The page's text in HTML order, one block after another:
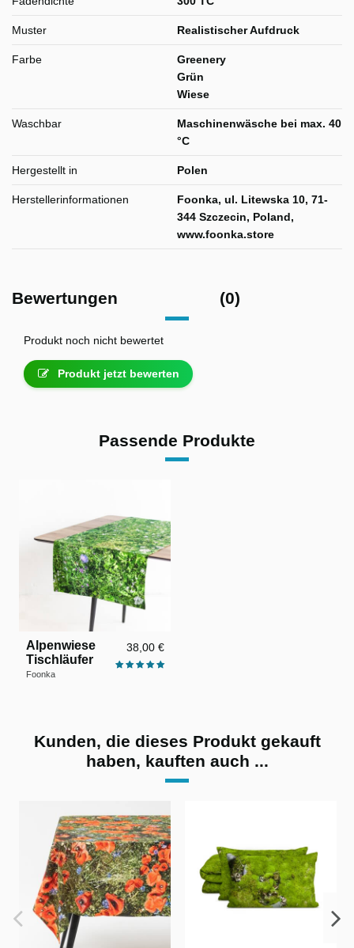
Muster Realistischer Aufdruck
Farbe
Greenery
Grün
Wiese
Waschbar
Maschinenwäsche bei max. 40
°C
Hergestellt in Polen
Herstellerinformationen
Foonka, ul. Litewska 10, 71-
344 Szczecin, Poland,
www.foonka.store
Bewertungen (0)
Produkt noch nicht bewertet
Produkt jetzt bewerten
Passende Produkte
Alpenwiese
Tischläufer
Foonka
38,00 €
Kunden, die dieses Produkt gekauft
haben, kauften auch ...